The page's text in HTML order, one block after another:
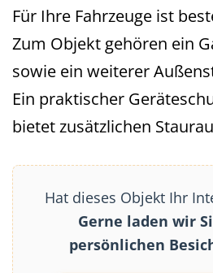
Für Ihre Fahrzeuge ist
Zum Objekt gehören ein
sowie ein weiterer
Ein praktischer
bietet zusätzlichen
Hat dieses Objekt Ihr
Gerne laden wir
persönlichen